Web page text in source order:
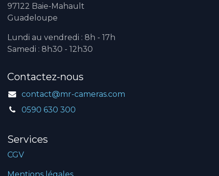
97122 Baie-Mahault
Guadeloupe
Lundi au vendredi : 8h - 17h
Samedi : 8h30 - 12h30
Contactez-nous
contact@mr-cameras.com
0590 630 300
Services
CGV